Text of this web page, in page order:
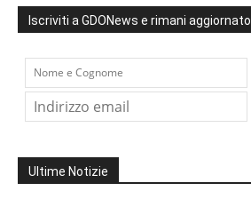
Iscriviti a GDONews e rimani aggiornato
Ultime Notizie